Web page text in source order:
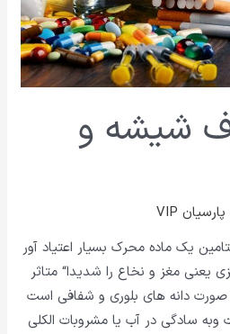
شیشه و
پارسیان VIP
یک ماده محرک بسیار اعتیاد آور
مغز و نخاع را شدیدا“ متاثر
دانه های بلوری و شفافی است
وبه سادگی در آب یا مشروبات الکلی